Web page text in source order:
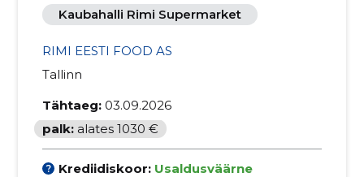
Kaubahalli Rimi Supermarket
RIMI EESTI FOOD AS
Tallinn
Tähtaeg: 03.09.2026
palk: alates 1030 €
Krediidiskoor: Usaldusväärne